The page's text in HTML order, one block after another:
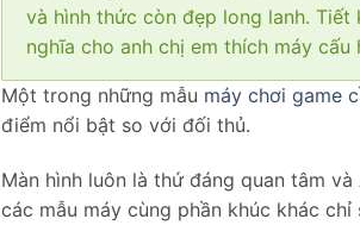
và hình thức còn đẹp long lanh.
nghĩa cho anh chị em thích máy cấu
Một trong những mẫu máy chơi game
điểm nổi bật so với đối thủ.
Màn hình luôn là thứ đáng quan tâm
các mẫu máy cùng phần khúc khác chỉ